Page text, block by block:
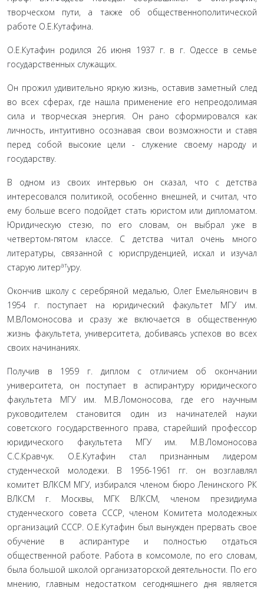
творческом пути, а также об общественно­политической
работе О.Е.Кутафина.
О.Е.Кутафин родился 26 июня 1937 г. в г. Одессе в семье
государственных служащих.
Он прожил удивительно яркую жизнь, оставив заметный след
во всех сферах, где нашла применение его непреодолимая
сила и творческая энергия. Он рано сформировался как
личность, интуитивно осо­знавая свои возможности и ставя
перед собой высо­кие цели - служение своему народу и
государству.
В одном из своих интервью он сказал, что с дет­ства
интересовался политикой, особенно внешней, и считал, что
ему больше всего подойдет стать юри­стом или дипломатом.
Юридическую стезю, по его словам, он выбрал уже в
четвертом-пятом классе. С детства читал очень много
литературы, связанной с юриспруденцией, искал и изучал
старую лите­ратуру.
Окончив школу с серебряной медалью, Олег Емельянович в
1954 г. поступает на юридический факультет МГУ им.
М.ВЛомоносова и сразу же включается в общественную
жизнь факультета, уни­верситета, добиваясь успехов во всех
своих начи­наниях.
Получив в 1959 г. диплом с отличием об оконча­нии
университета, он поступает в аспирантуру юри­дического
факультета МГУ им. М.В.Ломоносова, где его научным
руководителем становится один из на­чинателей науки
советского государственного пра­ва, старейший профессор
юридического факультета МГУ им. М.В.Ломоносова
С.С.Кравчук. О.Е.Кутафин стал признанным лидером
студенческой молодежи. В 1956-1961 гг. он возглавлял
комитет ВЛКСМ МГУ, из­бирался членом бюро Ленинского РК
ВЛКСМ г. Мо­сквы, МГК ВЛКСМ, членом президиума
студенческого совета СССР, членом Комитета молодежных
органи­заций СССР. О.Е.Кутафин был вынужден прервать свое
обучение в аспирантуре и полностью отдаться
общественной работе. Работа в комсомоле, по его словам,
была большой школой организаторской дея­тельности. По его
мнению, главным недостатком се­годняшнего дня является